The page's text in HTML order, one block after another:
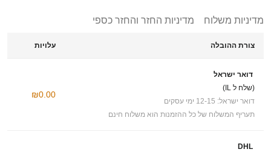
מדיניות משלוח מדיניות החזר והחזר כספי
צורת ההובלה עלויות
דואר ישראל
(שלח ל IL)
דואר ישראל: 12-15 ימי עסקים
תעריף המשלוח של כל ההזמנות הוא משלוח חינם
₪0.00
DHL